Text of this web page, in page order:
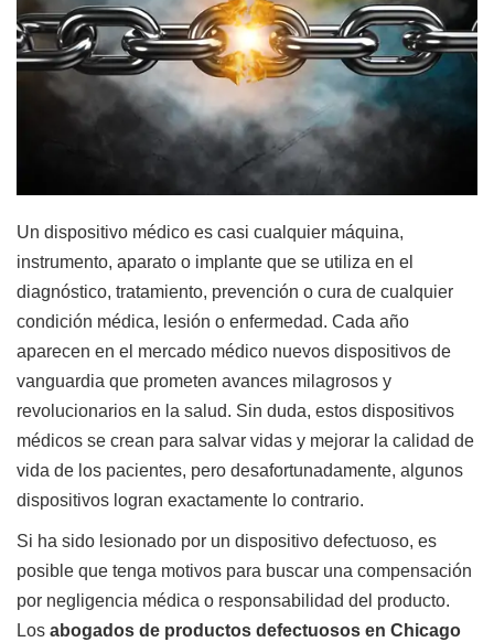
Un dispositivo médico es casi cualquier máquina,
instrumento, aparato o implante que se utiliza en el
diagnóstico, tratamiento, prevención o cura de cualquier
condición médica, lesión o enfermedad. Cada año
aparecen en el mercado médico nuevos dispositivos de
vanguardia que prometen avances milagrosos y
revolucionarios en la salud. Sin duda, estos dispositivos
médicos se crean para salvar vidas y mejorar la calidad de
vida de los pacientes, pero desafortunadamente, algunos
dispositivos logran exactamente lo contrario.
Si ha sido lesionado por un dispositivo defectuoso, es
posible que tenga motivos para buscar una compensación
por negligencia médica o responsabilidad del producto.
Los abogados de productos defectuosos en Chicago